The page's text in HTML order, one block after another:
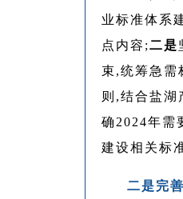
业标准体系
点内容;二是
束,统筹急需
则,结合盐湖
确2024年需
建设相关标
二是完